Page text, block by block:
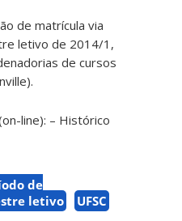
de matrícula via
letivo de 2014/1,
de cursos
line): – Histórico
de
letivo UFSC